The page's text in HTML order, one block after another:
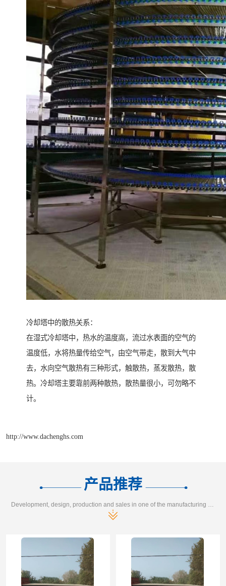
冷却塔中的散热关系：
在湿式冷却塔中，热水的温度高，流过水表面的空气的
温度低，水将热量传给空气，由空气带走，散到大气中
去，水向空气散热有三种形式，触散热，蒸发散热，散
热。冷却塔主要靠前两种散热，散热量很小，可勿略不
计。
http://www.dachenghs.com
产品推荐